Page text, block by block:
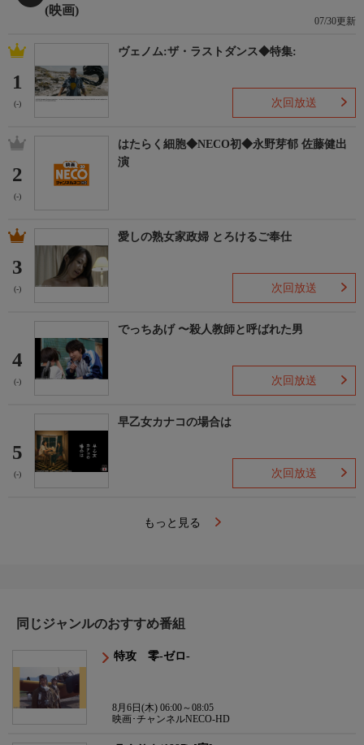
(映画)
07/30更新
1
(-)
ヴェノム:ザ・ラストダンス◆特集:
次回放送
2
(-)
はたらく細胞◆NECO初◆永野芽郁 佐藤健出
演
3
(-)
愛しの熟女家政婦 とろけるご奉仕
次回放送
4
(-)
でっちあげ 〜殺人教師と呼ばれた男
次回放送
5
(-)
早乙女カナコの場合は
次回放送
もっと見る
同じジャンルのおすすめ番組
特攻 零-ゼロ-
8月6日(木) 06:00～08:05
映画･チャンネルNECO-HD